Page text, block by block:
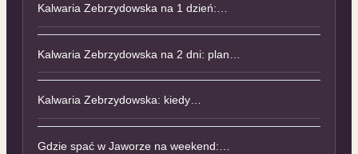
Kalwaria Zebrzydowska na 1 dzień:…
Kalwaria Zebrzydowska na 2 dni: plan…
Kalwaria Zebrzydowska: kiedy…
Gdzie spać w Jaworze na weekend:…